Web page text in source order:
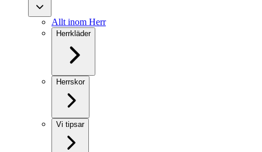
Allt inom Herr
Herrkläder
Herrskor
Vi tipsar